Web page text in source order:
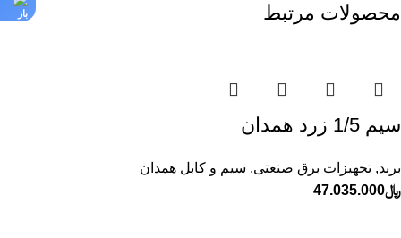
محصولات مرتبط
سيم 1/5 زرد همدان
برند, تجهیزات برق صنعتی, سیم و کابل همدان
﷼47.035.000